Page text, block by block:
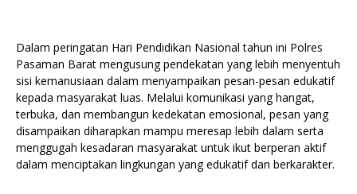
Dalam peringatan Hari Pendidikan Nasional tahun ini Polres
Pasaman Barat mengusung pendekatan yang lebih menyentuh
sisi kemanusiaan dalam menyampaikan pesan-pesan edukatif
kepada masyarakat luas. Melalui komunikasi yang hangat,
terbuka, dan membangun kedekatan emosional, pesan yang
disampaikan diharapkan mampu meresap lebih dalam serta
menggugah kesadaran masyarakat untuk ikut berperan aktif
dalam menciptakan lingkungan yang edukatif dan berkarakter.